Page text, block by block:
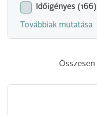
Időigényes (166)
Továbbiak mutatása
Összesen